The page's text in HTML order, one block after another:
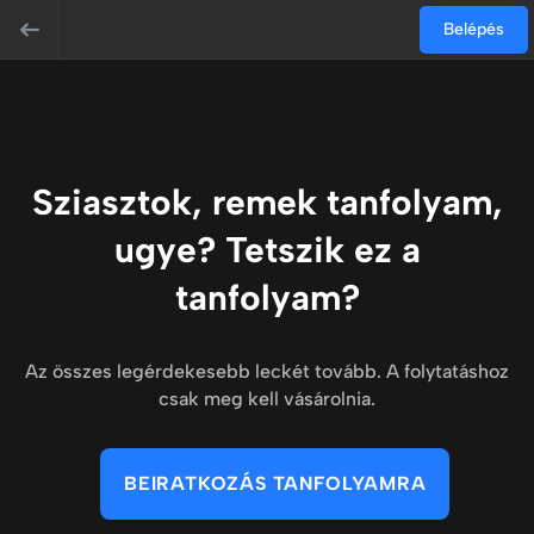
Belépés
Sziasztok, remek tanfolyam,
ugye? Tetszik ez a
tanfolyam?
Az összes legérdekesebb leckét tovább. A folytatáshoz
csak meg kell vásárolnia.
BEIRATKOZÁS TANFOLYAMRA